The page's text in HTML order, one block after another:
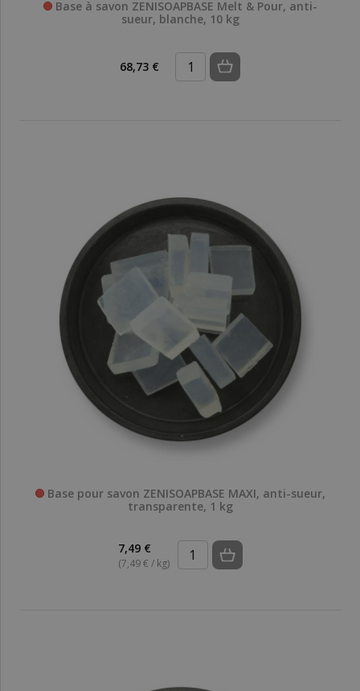
Base à savon ZENISOAPBASE Melt & Pour, anti-
sueur, blanche, 10 kg
68,73 €
Base pour savon ZENISOAPBASE MAXI, anti-sueur,
transparente, 1 kg
7,49 €
(7,49 € / kg)